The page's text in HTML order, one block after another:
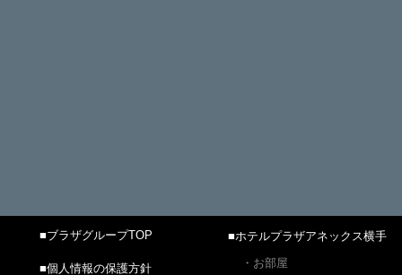
■ブラザグループTOP
■個人情報の保護方針
■ホテルプラザアネックス横手
・お部屋